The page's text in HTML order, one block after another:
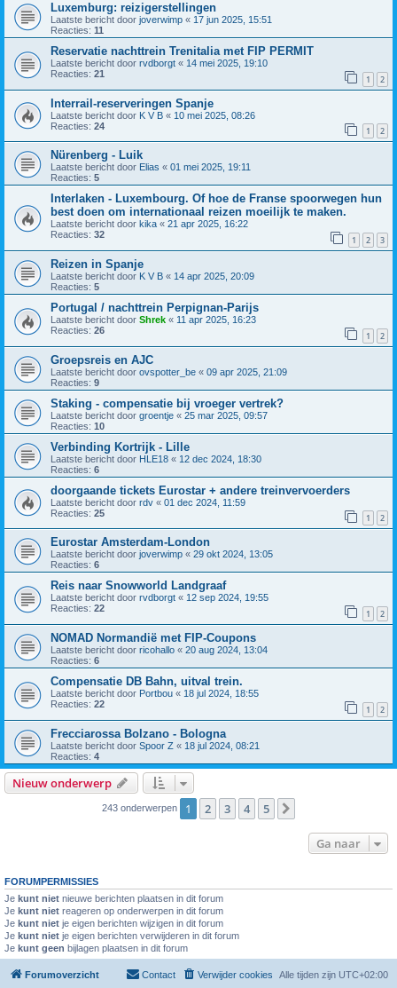
Luxemburg: reizigerstellingen
Laatste bericht door joverwimp « 17 jun 2025, 15:51
Reacties: 11
Reservatie nachttrein Trenitalia met FIP PERMIT
Laatste bericht door rvdborgt « 14 mei 2025, 19:10
Reacties: 21 1 2
Interrail-reserveringen Spanje
Laatste bericht door K V B « 10 mei 2025, 08:26
Reacties: 24 1 2
Nürenberg - Luik
Laatste bericht door Elias « 01 mei 2025, 19:11
Reacties: 5
Interlaken - Luxembourg. Of hoe de Franse spoorwegen hun
best doen om internationaal reizen moeilijk te maken.
Laatste bericht door kika « 21 apr 2025, 16:22
Reacties: 32 1 2 3
Reizen in Spanje
Laatste bericht door K V B « 14 apr 2025, 20:09
Reacties: 5
Portugal / nachttrein Perpignan-Parijs
Laatste bericht door Shrek « 11 apr 2025, 16:23
Reacties: 26 1 2
Groepsreis en AJC
Laatste bericht door ovspotter_be « 09 apr 2025, 21:09
Reacties: 9
Staking - compensatie bij vroeger vertrek?
Laatste bericht door groentje « 25 mar 2025, 09:57
Reacties: 10
Verbinding Kortrijk - Lille
Laatste bericht door HLE18 « 12 dec 2024, 18:30
Reacties: 6
doorgaande tickets Eurostar + andere treinvervoerders
Laatste bericht door rdv « 01 dec 2024, 11:59
Reacties: 25 1 2
Eurostar Amsterdam-London
Laatste bericht door joverwimp « 29 okt 2024, 13:05
Reacties: 6
Reis naar Snowworld Landgraaf
Laatste bericht door rvdborgt « 12 sep 2024, 19:55
Reacties: 22 1 2
NOMAD Normandië met FIP-Coupons
Laatste bericht door ricohallo « 20 aug 2024, 13:04
Reacties: 6
Compensatie DB Bahn, uitval trein.
Laatste bericht door Portbou « 18 jul 2024, 18:55
Reacties: 22 1 2
Frecciarossa Bolzano - Bologna
Laatste bericht door Spoor Z « 18 jul 2024, 08:21
Reacties: 4
Nieuw onderwerp
243 onderwerpen 1 2 3 4 5
Ga naar
FORUMPERMISSIES
Je kunt niet nieuwe berichten plaatsen in dit forum
Je kunt niet reageren op onderwerpen in dit forum
Je kunt niet je eigen berichten wijzigen in dit forum
Je kunt niet je eigen berichten verwijderen in dit forum
Je kunt geen bijlagen plaatsen in dit forum
Forumoverzicht Alle tijden zijn UTC+02:00
Verwijder cookies
Contact